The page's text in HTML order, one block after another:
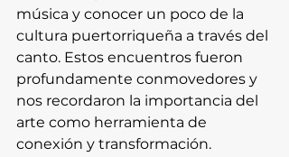
música y conocer un poco de la
cultura puertorriqueña a través del
canto. Estos encuentros fueron
profundamente conmovedores y
nos recordaron la importancia del
arte como herramienta de
conexión y transformación.